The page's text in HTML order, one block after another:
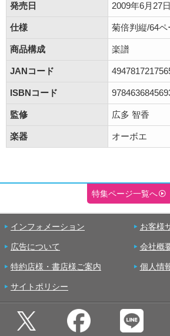
発売日 2009年6月27日
仕様 菊倍判縦/64ペ
商品構成 楽譜
JANコード
ISBNコード
監修 広多 智香
楽器 オーボエ
特集ページ一覧へ
インフォメーション お客様
広告について 会社概
特約店様・書店様ご案内 個人情
サイトポリシー